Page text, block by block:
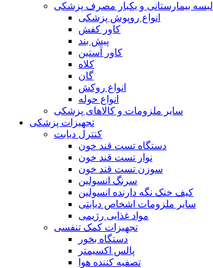
البسه بیمارستانی و یکبار مصرف پزشکی
انواع روپوش پزشکی
کاور کفش
پیش بند
کاور آستین
کلاه
گان
انواع روکش
انواع حوله
سایر ملزومات و کالاهای پزشکی
تجهیزات پزشکی
کنترل دیابت
دستگاه تست قند خون
نوار تست قند خون
سوزن تست قند خون
سرنگ انسولین
کیف خنک نگه دارنده انسولین
سایر ملزومات اشخاص دیابتی
مواد غذایی رژیمی
تجهیزات کمک تنفسی
دستگاه بخور
پالس اکسیمتر
تصفیه کننده هوا